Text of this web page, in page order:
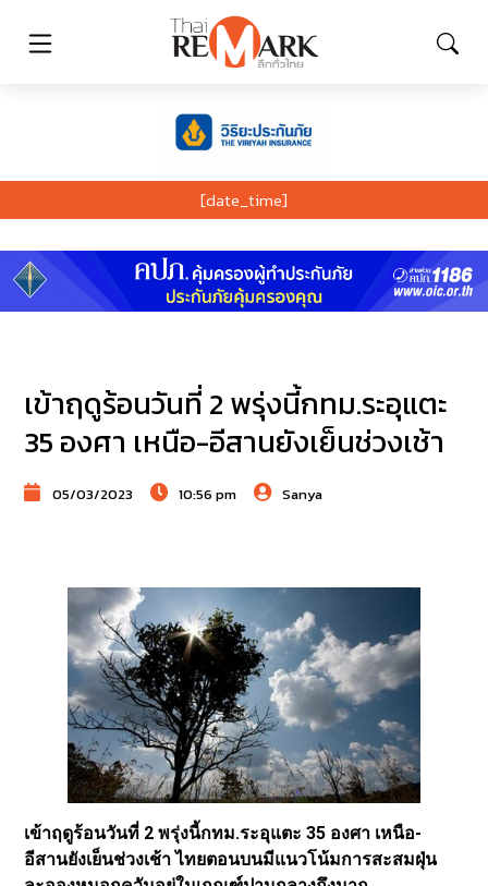
[date_time]
เข้าฤดูร้อนวันที่ 2 พรุ่งนี้กทม.ระอุแตะ
35 องศา เหนือ-อีสานยังเย็นช่วงเช้า
05/03/2023 10:56 pm Sanya
เข้าฤดูร้อนวันที่ 2 พรุ่งนี้กทม.ระอุแตะ 35 องศา เหนือ-
อีสานยังเย็นช่วงเช้า ไทยตอนบนมีแนวโน้มการสะสมฝุ่น